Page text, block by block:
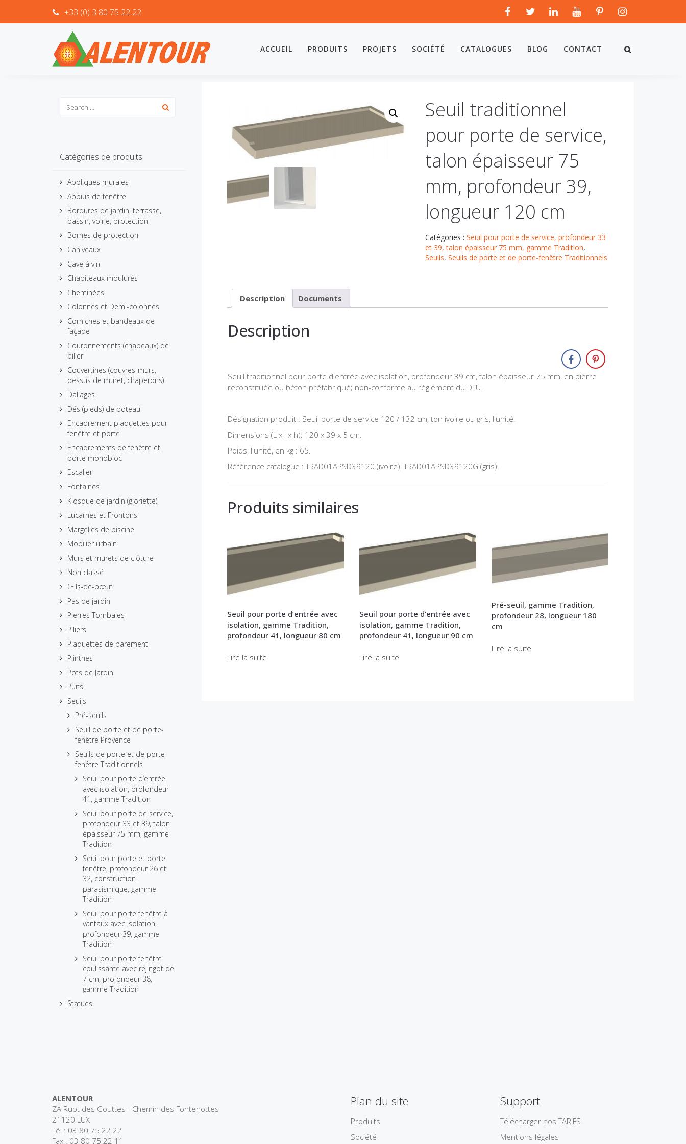
+33 (0) 3 80 75 22 22
ACCUEIL PRODUITS PROJETS SOCIÉTÉ CATALOGUES BLOG CONTACT
Catégories de produits
Appliques murales
Appuis de fenêtre
Bordures de jardin, terrasse,
bassin, voirie, protection
Bornes de protection
Caniveaux
Cave à vin
Chapiteaux moulurés
Cheminées
Colonnes et Demi-colonnes
Corniches et bandeaux de
façade
Couronnements (chapeaux) de
pilier
Couvertines (couvres-murs,
dessus de muret, chaperons)
Dallages
Dés (pieds) de poteau
Encadrement plaquettes pour
fenêtre et porte
Encadrements de fenêtre et
porte monobloc
Escalier
Fontaines
Kiosque de jardin (gloriette)
Lucarnes et Frontons
Margelles de piscine
Mobilier urbain
Murs et murets de clôture
Non classé
Œils-de-bœuf
Pas de jardin
Pierres Tombales
Piliers
Plaquettes de parement
Plinthes
Pots de Jardin
Puits
Seuils
Pré-seuils
Seuil de porte et de porte-
fenêtre Provence
Seuils de porte et de porte-
fenêtre Traditionnels
Seuil pour porte d’entrée
avec isolation, profondeur
41, gamme Tradition
Seuil pour porte de service,
profondeur 33 et 39, talon
épaisseur 75 mm, gamme
Tradition
Seuil pour porte et porte
fenêtre, profondeur 26 et
32, construction
parasismique, gamme
Tradition
Seuil pour porte fenêtre à
vantaux avec isolation,
profondeur 39, gamme
Tradition
Seuil pour porte fenêtre
coulissante avec rejingot de
7 cm, profondeur 38,
gamme Tradition
Statues
Seuil traditionnel
pour porte de service,
talon épaisseur 75
mm, profondeur 39,
longueur 120 cm
Catégories :Seuil pour porte de service, profondeur 33
et 39, talon épaisseur 75 mm, gamme Tradition,
Seuils,Seuils de porte et de porte-fenêtre Traditionnels
Description Documents
Description
Seuil traditionnel pour porte d'entrée avec isolation, profondeur 39 cm, talon épaisseur 75 mm, en pierre
reconstituée ou béton préfabriqué; non-conforme au règlement du DTU.
Désignation produit : Seuil porte de service 120 / 132 cm, ton ivoire ou gris, l'unité.
Dimensions (L x l x h): 120 x 39 x 5 cm.
Poids, l'unité, en kg : 65.
Référence catalogue : TRAD01APSD39120 (ivoire), TRAD01APSD39120G (gris).
Produits similaires
Seuil pour porte d’entrée avec
isolation, gamme Tradition,
profondeur 41, longueur 80 cm
Lire la suite
Seuil pour porte d’entrée avec
isolation, gamme Tradition,
profondeur 41, longueur 90 cm
Lire la suite
Pré-seuil, gamme Tradition,
profondeur 28, longueur 180
cm
Lire la suite
ALENTOUR
ZA Rupt des Gouttes - Chemin des Fontenottes
21120 LUX
Tél : 03 80 75 22 22
Fax : 03 80 75 22 11
Plan du site
Produits
Société
Support
Télécharger nos TARIFS
Mentions légales